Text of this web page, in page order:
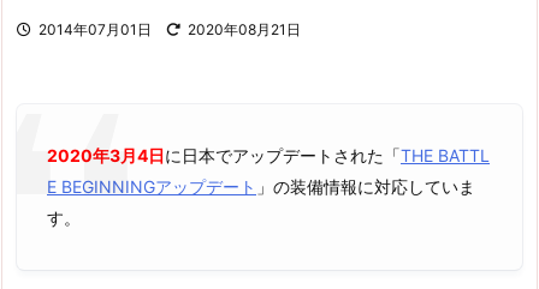
2014年07月01日 2020年08月21日
2020年3月4日に日本でアップデートされた「THE BATTL
E BEGINNINGアップデート 」の装備情報に対応していま
す。